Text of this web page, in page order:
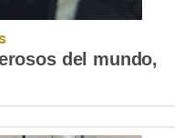
del mundo,